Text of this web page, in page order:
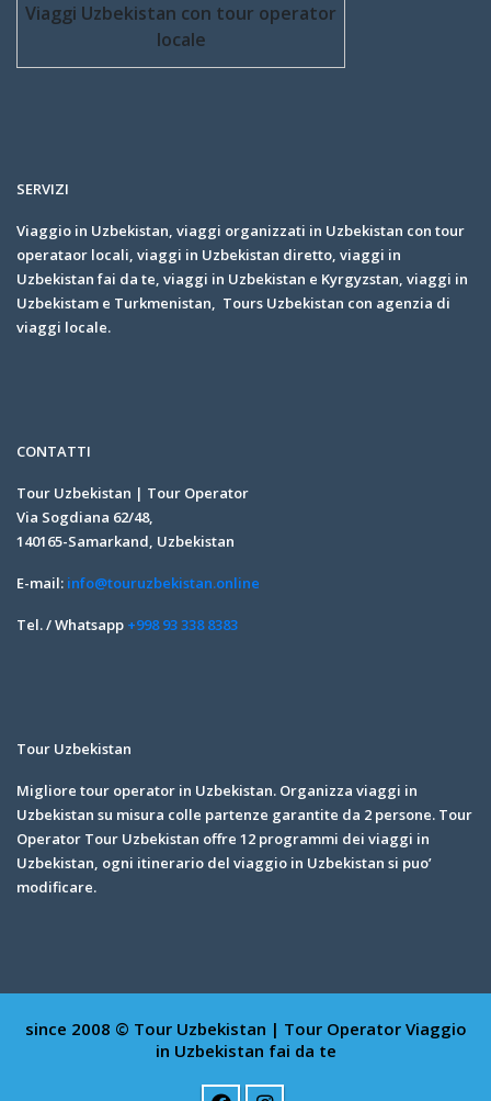
Viaggi Uzbekistan con tour operator
locale
SERVIZI
Viaggio in Uzbekistan, viaggi organizzati in Uzbekistan con tour
operataor locali, viaggi in Uzbekistan diretto, viaggi in
Uzbekistan fai da te, viaggi in Uzbekistan e Kyrgyzstan, viaggi in
Uzbekistam e Turkmenistan, Tours Uzbekistan con agenzia di
viaggi locale.
CONTATTI
Tour Uzbekistan | Tour Operator
Via Sogdiana 62/48,
140165-Samarkand, Uzbekistan
E-mail: info@touruzbekistan.online
Tel. / Whatsapp +998 93 338 8383
Tour Uzbekistan
Migliore tour operator in Uzbekistan. Organizza viaggi in
Uzbekistan su misura colle partenze garantite da 2 persone. Tour
Operator Tour Uzbekistan offre 12 programmi dei viaggi in
Uzbekistan, ogni itinerario del viaggio in Uzbekistan si puo’
modificare.
since 2008 © Tour Uzbekistan | Tour Operator Viaggio
in Uzbekistan fai da te